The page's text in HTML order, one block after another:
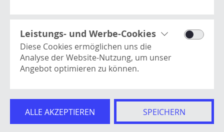
Dies ist ein Video-Player-Dienst. Es kann
vom Benutzer verwendet werden, um
Videos anzusehen, zu teilen, zu
kommentieren und hochzuladen.
Dient als Basis für die Anzeige unserer
Standorte.
Leistungs- und Werbe-Cookies
Diese Cookies ermöglichen uns die
Analyse der Website-Nutzung, um unser
Angebot optimieren zu können.
Verweildauer, verwendete Browser und
Google Ads
Erlaubt die Leistung von
Werbemaßnahmen über Google Ads
ALLE AKZEPTIEREN SPEICHERN
Newsletter
Impressum
Datenschutz
Hinweisgeberschutzgesetz
Cookies
© Robert Aebi GmbH